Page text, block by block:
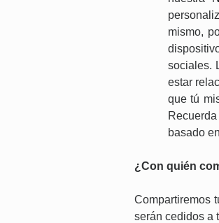
mismo,
sociales.
estar
que tú
basado
¿Con quién
Compartiremos
serán cedidos a